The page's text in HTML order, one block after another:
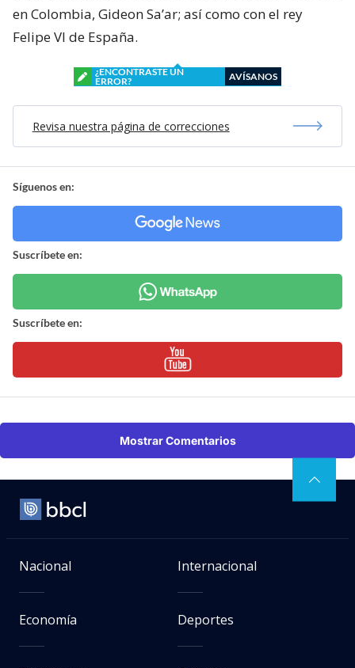
en Colombia, Gideon Sa’ar; así como con el rey
Felipe VI de España.
¿ENCONTRASTE UN
ERROR?
AVÍSANOS
Revisa nuestra página de correcciones
Síguenos en:
Suscríbete en:
Suscríbete en:
Mostrar Comentarios
Nacional Internacional
Economía Deportes